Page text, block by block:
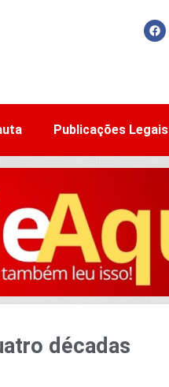
Publicações Legais
décadas